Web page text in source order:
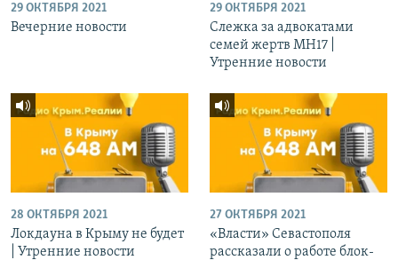
29 ОКТЯБРЯ 2021
Вечерние новости
29 ОКТЯБРЯ 2021
Слежка за адвокатами
семей жертв МН17 |
Утренние новости
28 ОКТЯБРЯ 2021
Локдауна в Крыму не будет
| Утренние новости
27 ОКТЯБРЯ 2021
«Власти» Севастополя
рассказали о работе блок-